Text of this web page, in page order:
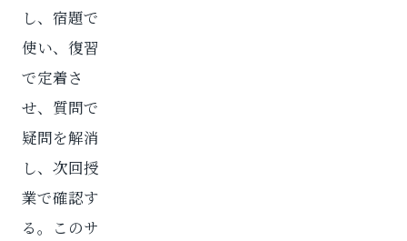
し、宿題で
使い、復習
で定着さ
せ、質問で
疑問を解消
し、次回授
業で確認す
る。このサ